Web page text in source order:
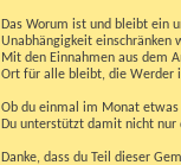
Das Worum ist und bleibt ein
Unabhängigkeit einschränken
Mit den Einnahmen aus dem
Ort für alle bleibt, die Werder
Ob du einmal im Monat etwas
Du unterstützt damit nicht nur
Danke, dass du Teil dieser